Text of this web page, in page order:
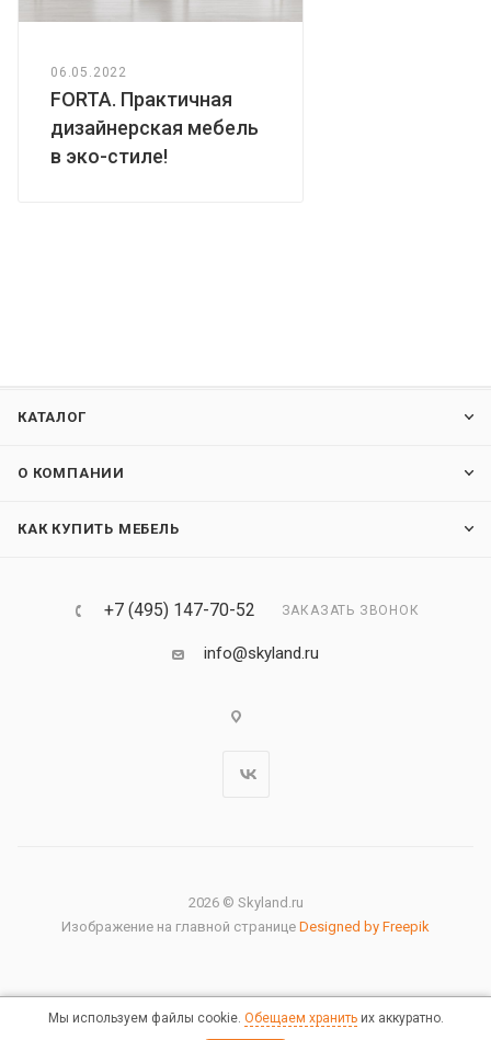
06.05.2022
FORTA. Практичная
дизайнерская мебель
в эко-стиле!
КАТАЛОГ
О КОМПАНИИ
КАК КУПИТЬ МЕБЕЛЬ
+7 (495) 147-70-52 ЗАКАЗАТЬ ЗВОНОК
info@skyland.ru
2026 © Skyland.ru
Изображение на главной странице Designed by Freepik
Правовая информация
Мы используем файлы cookie. Обещаем хранитьих аккуратно.